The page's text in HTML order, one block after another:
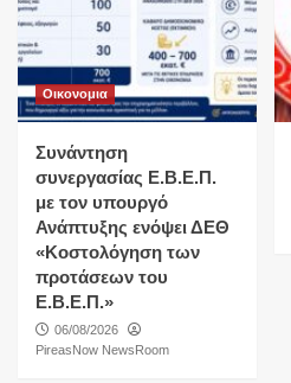
Οικονομια
Συνάντηση
συνεργασίας Ε.Β.Ε.Π.
με τον υπουργό
Ανάπτυξης ενόψει ΔΕΘ
«Κοστολόγηση των
προτάσεων του
Ε.Β.Ε.Π.»
06/08/2026
PireasNow NewsRoom